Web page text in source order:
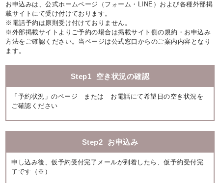
お申込みは、公式ホームページ（フォーム・LINE）および各種外部掲
載サイトにて受け付けております。
※電話予約は原則受け付けておりません。
※外部掲載サイトよりご予約の場合は掲載サイト側の規約・お申込み
方法をご確認ください。当ページは公式窓口からのご案内内容となり
ます。
Step1 空き状況の確認
「予約状況」のページ または お電話にて希望日の空き状況を
ご確認ください
Step2 お申込み
申し込み後、仮予約受付完了メールが到着したら、仮予約受付完
了です（※）